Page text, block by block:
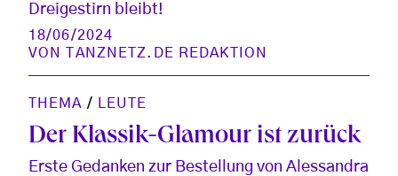
Dreigestirn bleibt!
18/06/2024
VON
TANZNETZ.DE REDAKTION
THEMA / LEUTE
Der Klassik-Glamour ist zurück
Erste Gedanken zur Bestellung von Alessandra